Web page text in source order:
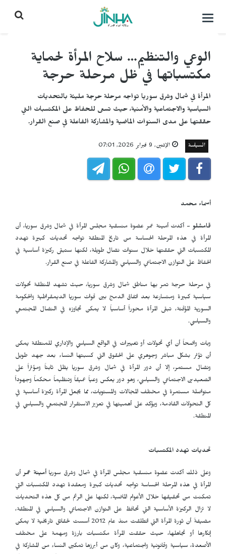
التحكم
الوعي والتنظيم… سلاح المرأة لحماية
مكتسباتها في ظل مرحلة حرجة
المرأة في شمال وشرق سوريا تواجه مرحلة حرجة مليئة بالتحديات
السياسية والاجتماعية والأمنية، حيث تسعى للحفاظ على المكتسبات التي
حققتها على مدى السنوات الماضية والمشاركة الفاعلة في صنع القرار.
السياسة الإثنين, 9 فبراير 2026, 07:01
أسماء محمد
قامشلو - أكدت أمينة عمر عضوة منسقية مجلس المرأة في شمال وشرق سوريا، أن
المرأة في هذه المرحلة الحساسة من تاريخ المنطقة تواجه تحديات كبيرة تهدد
المكتسبات التي حققتها خلال سنوات نضال طويلة، لكنها ستبقى ركيزة أساسية في
الحفاظ على التوازن الاجتماعي والسياسي والمشاركة الفاعلة في صنع القرار.
في مرحلة حرجة تمر بها مناطق شمال وشرق سوريا، حيث تشهد المنطقة تحولات
سياسية كبيرة ومتسارعة بعد اتفاق الدمج بين قوات سوريا الديمقراطية والحكومة
السورية المؤقتة، تبقى المرأة محوراً أساسياً لا يمكن تجاوزه في النضال المجتمعي
والسياسي.
وبات واضحاً أن أي تحولات أو تغييرات في الواقع السياسي والإداري للمنطقة يمكن
أن تؤثر بشكل مباشر وجوهري على الحقوق التي كسبتها النساء بعد جهد طويل
ونضال مستمر، إلا أن دور المرأة في شمال وشرق سوريا يظل ثابتاً ومؤثراً على
الصعيدين الاجتماعي والسياسي، وهو دور يعكس وعياً عميقاً وتنظيماً محكماً وجهوداً
متواصلة مستمرة في مختلف المجالات والمستويات، مما يجعل المرأة ركيزة أساسية في
كل التحولات القادمة، ويؤكد على أهميتها في تعزيز الاستقرار المجتمعي والسياسي في
المنطقة.
تحديات تهدد المكتسبات
وعلى ذلك أكدت عضوة منسقية مجلس المرأة في شمال وشرق سوريا أمينة عمر أن
المرأة في هذه المرحلة الحساسة تواجه تحديات كبيرة ومعقدة تهدد المكتسبات التي
تمكنت من تحقيقها خلال الأعوام الماضية، لكنها على الرغم من كل هذه التحديات
لا تزال الركيزة الأساسية التي تحافظ على التوازن الاجتماعي والسياسي في المنطقة،
مضيفةً أن ثورة المرأة التي انطلقت منذ عام 2012 أسست لحقائق تاريخية لا يمكن
إنكارها أو تجاهلها، حيث حققت المرأة مكتسبات بارزة ومهمة على مختلف
الأصعدة، سياسية وقانونية واجتماعية، وكان من أبرزها تمكين النساء من المشاركة في